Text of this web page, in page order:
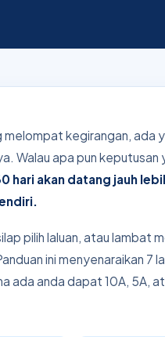
melompat kegirangan, ada
Walau apa pun keputusan
hari akan datang jauh
pilih laluan, atau lambat
ini menyenaraikan 7
ada anda dapat 10A, 5A,